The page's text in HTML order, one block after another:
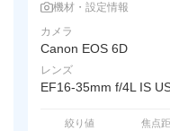
機材・設定情報
カメラ
Canon EOS 6D
レンズ
EF16-35mm f/4L IS
絞り値 焦点